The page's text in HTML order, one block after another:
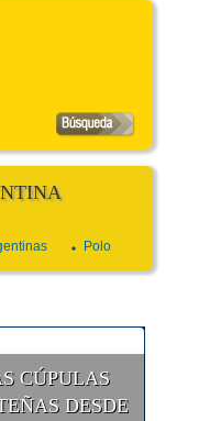
Polo
CÚPULAS
DESDE